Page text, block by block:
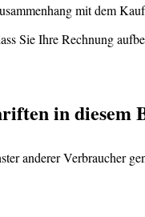
mit dem
Sie Ihre Rechnung
in diesem
anderer Verbraucher